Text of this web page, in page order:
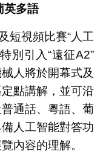
英多語
短視頻比賽“人工
別引入“遠征A2”
人將於開幕式及
點講解，並可沿
通話、粵語、葡
人工智能對答功
內容的理解。